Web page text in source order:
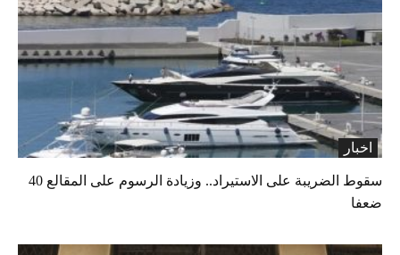
اخبار
سقوط الضريبة على الاستيراد.. وزيادة الرسوم على المقالع 40
ضعفا